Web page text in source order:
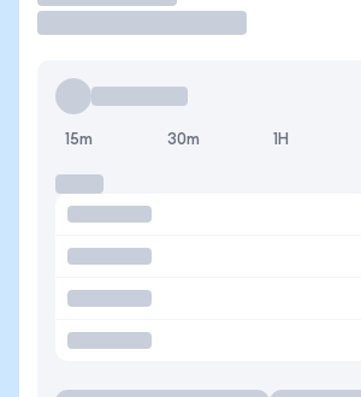
15m 30m 1H